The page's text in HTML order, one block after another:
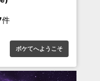
件
ボケてへようこそ